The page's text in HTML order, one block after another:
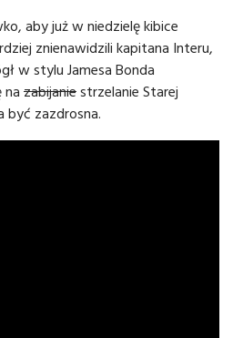
aby już w niedzielę kibice
znienawidzili kapitana Interu,
w stylu Jamesa Bonda
na zabijaniestrzelanie Starej
być zazdrosna.